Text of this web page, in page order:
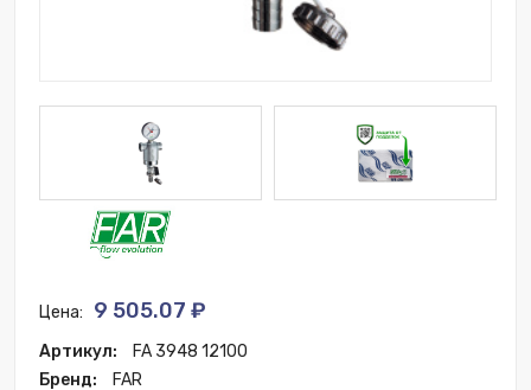
Цена: 9 505.07 ₽
Артикул:
FA 3948 12100
Бренд:
FAR